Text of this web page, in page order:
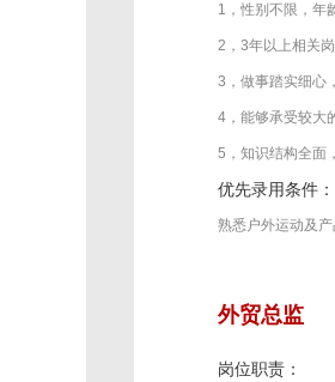
1，性别不限，年
2，3年以上相关
3，做事踏实细心
4，能够承受较大
5，知识结构全面
优先录用条件：
熟悉户外运动及产
外贸总监
岗位职责：